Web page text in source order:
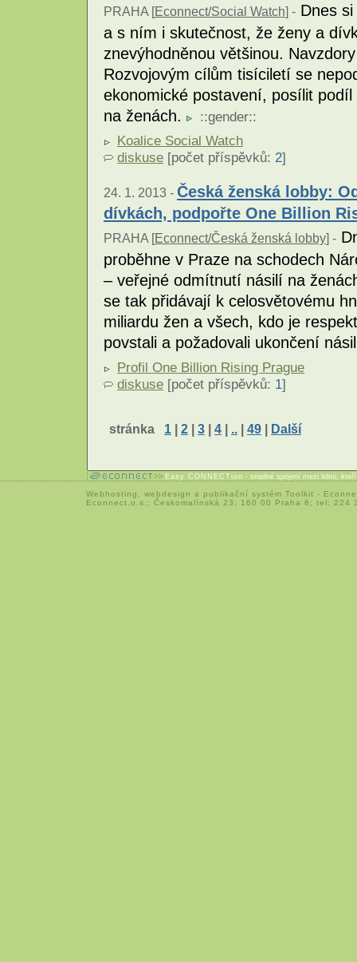
PRAHA [Econnect/Social Watch] - Dnes
a s ním i skutečnost, že ženy a
znevýhodněnou většinou.
Rozvojovým cílům tisíciletí se
ekonomické postavení, posílit
na ženách.
::gender::
Koalice Social Watch
diskuse [počet příspěvků: 2]
24. 1. 2013 - Česká ženská lobby:
dívkách, podpořte One Billion
PRAHA [Econnect/Česká ženská lobby] -
proběhne v Praze na schodech
– veřejné odmítnutí násilí na
se tak přidávají k celosvětovému
miliardu žen a všech, kdo je
povstali a požadovali ukončení
Profil One Billion Rising Prague
diskuse [počet příspěvků: 1]
stránka 1 | 2 | 3 | 4 | .. | 49 | Další
Easy CONNECTion - snadné spojení mezi lidmi,
Webhosting webdesign a publikační systém Toolkit -
Econnect,o.s.; Českomalínská 23; 160 00 Praha 6; tel: 224